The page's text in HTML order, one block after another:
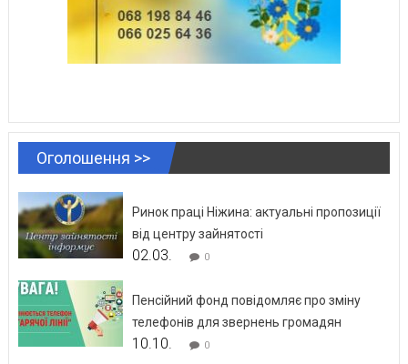
Оголошення >>
Ринок праці Ніжина: актуальні пропозиції
від центру зайнятості
02.03. 0
Пенсійний фонд повідомляє про зміну
телефонів для звернень громадян
10.10. 0